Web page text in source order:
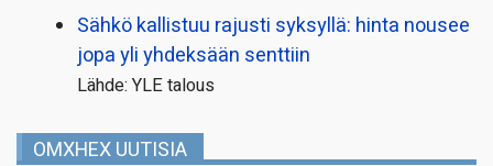
Sähkö kallistuu rajusti syksyllä: hinta nousee
jopa yli yhdeksään senttiin
Lähde: YLE talous
OMXHEX UUTISIA